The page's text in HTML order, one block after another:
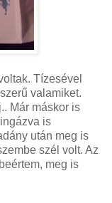
Tízesével
valamiket.
Már máskor is
is
után meg is
szél volt. Az
meg is